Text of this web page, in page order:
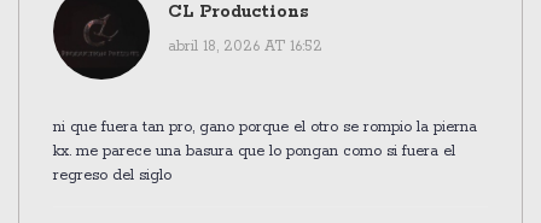
CL Productions
abril 18, 2026 AT 16:52
ni que fuera tan pro, gano porque el otro se rompio la pierna
kx. me parece una basura que lo pongan como si fuera el
regreso del siglo